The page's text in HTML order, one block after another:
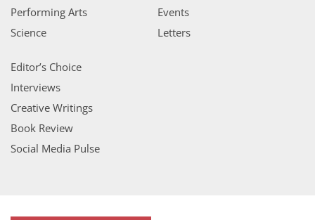
Performing Arts
Science
Events
Letters
Editor’s Choice
Interviews
Creative Writings
Book Review
Social Media Pulse